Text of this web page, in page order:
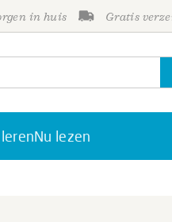
in huis Gratis
Nu lezen